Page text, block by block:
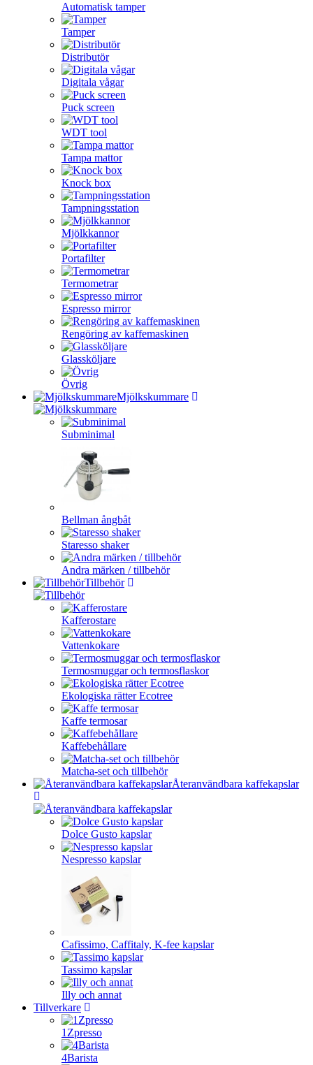
Automatisk tamper
Tamper
Distributör
Digitala vågar
Puck screen
WDT tool
Tampa mattor
Knock box
Tampningsstation
Mjölkkannor
Portafilter
Termometrar
Espresso mirror
Rengöring av kaffemaskinen
Glassköljare
Övrig
Mjölkskummare
Subminimal
Bellman ångbåt
Staresso shaker
Andra märken / tillbehör
Tillbehör
Kafferostare
Vattenkokare
Termosmuggar och termosflaskor
Ekologiska rätter Ecotree
Kaffe termosar
Kaffebehållare
Matcha-set och tillbehör
Återanvändbara kaffekapslar
Dolce Gusto kapslar
Nespresso kapslar
Cafissimo, Caffitaly, K-fee kapslar
Tassimo kapslar
Illy och annat
Tillverkare
1Zpresso
4Barista